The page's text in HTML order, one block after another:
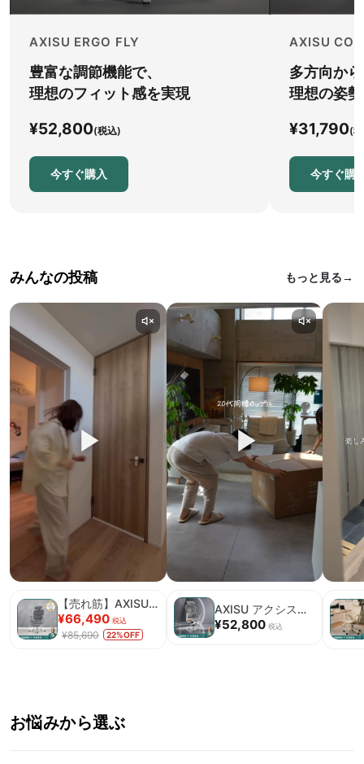
AXISU ERGO FLY
豊富な調節機能で、
理想のフィット感を実現
¥52,800(税込)
今すぐ購入
AXISU
多方向か
理想の姿
¥31,790(
今すぐ購
みんなの投稿 もっと見る→
【売れ筋】AXISU アクシスエルゴコアオフィスチェア
¥66,490 税込
¥85,690 22%OFF
AXISU アクシスエルゴフライオフィスチェア｜圧倒的な追従機能とフルサポート構造
¥52,800 税込
お悩みから選ぶ